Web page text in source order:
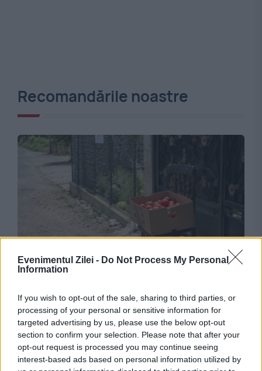
Evenimentul Zilei - Do Not Process My Personal
Information
If you wish to opt-out of the sale, sharing to third parties, or
processing of your personal or sensitive information for
targeted advertising by us, please use the below opt-out
section to confirm your selection. Please note that after your
opt-out request is processed you may continue seeing
interest-based ads based on personal information utilized by
Recomandările noastre
Controale pe drumurile naționale. Cei care
vând pe marginea șoselei, amendați